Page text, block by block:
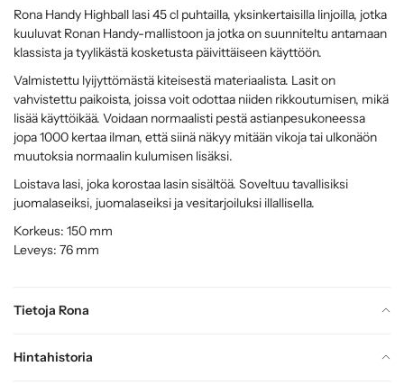
Tietoja Rona
Hintahistoria
Rona Handy Highball lasi 45 cl puhtailla, yksinkertaisilla linjoilla, jotka
kuuluvat Ronan Handy-mallistoon ja jotka on suunniteltu antamaan
klassista ja tyylikästä kosketusta päivittäiseen käyttöön.
Valmistettu lyijyttömästä kiteisestä materiaalista. Lasit on
vahvistettu paikoista, joissa voit odottaa niiden rikkoutumisen, mikä
lisää käyttöikää. Voidaan normaalisti pestä astianpesukoneessa
jopa 1000 kertaa ilman, että siinä näkyy mitään vikoja tai ulkonäön
muutoksia normaalin kulumisen lisäksi.
Loistava lasi, joka korostaa lasin sisältöä. Soveltuu tavallisiksi
juomalaseiksi, juomalaseiksi ja vesitarjoiluksi illallisella.
Korkeus: 150 mm
Leveys: 76 mm